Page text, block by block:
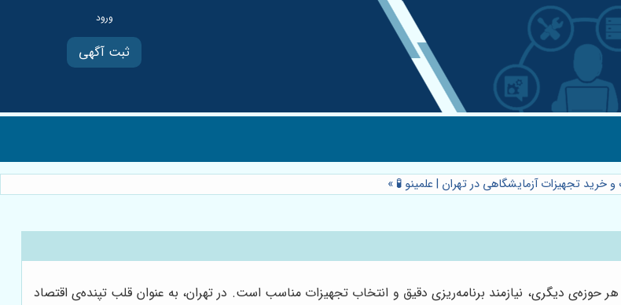
ثبت آگهی
خرید تجهیزات آزمایشگاهی در تهران | علمینو 🧪 »
حوزه‌ی دیگری، نیازمند برنامه‌ریزی دقیق و انتخاب تجهیزات مناسب است. در تهران، به عنوان قلب تپنده‌ی اقتصاد